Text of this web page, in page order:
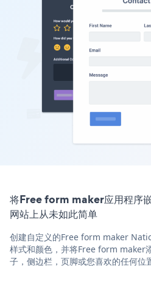
将Free form maker应用程序
网站上从未如此简单
创建自定义的Free form maker
样式和颜色，并将Free form
子，侧边栏，页脚或您喜欢的任何位